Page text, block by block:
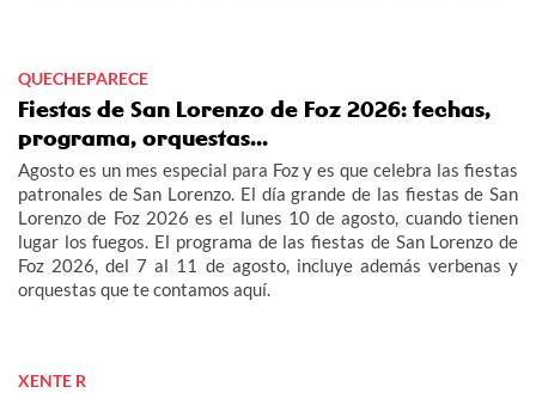
QUECHEPARECE
Fiestas de San Lorenzo de Foz 2026: fechas,
programa, orquestas...
Agosto es un mes especial para Foz y es que celebra las fiestas
patronales de San Lorenzo. El día grande de las fiestas de San
Lorenzo de Foz 2026 es el lunes 10 de agosto, cuando tienen
lugar los fuegos. El programa de las fiestas de San Lorenzo de
Foz 2026, del 7 al 11 de agosto, incluye además verbenas y
orquestas que te contamos aquí.
XENTE R